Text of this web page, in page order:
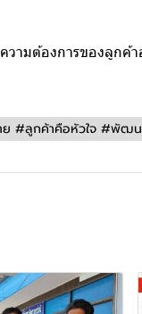
ามต้องการของลูกค้า
#ลูกค้าคือหัวใจ #พัฒน